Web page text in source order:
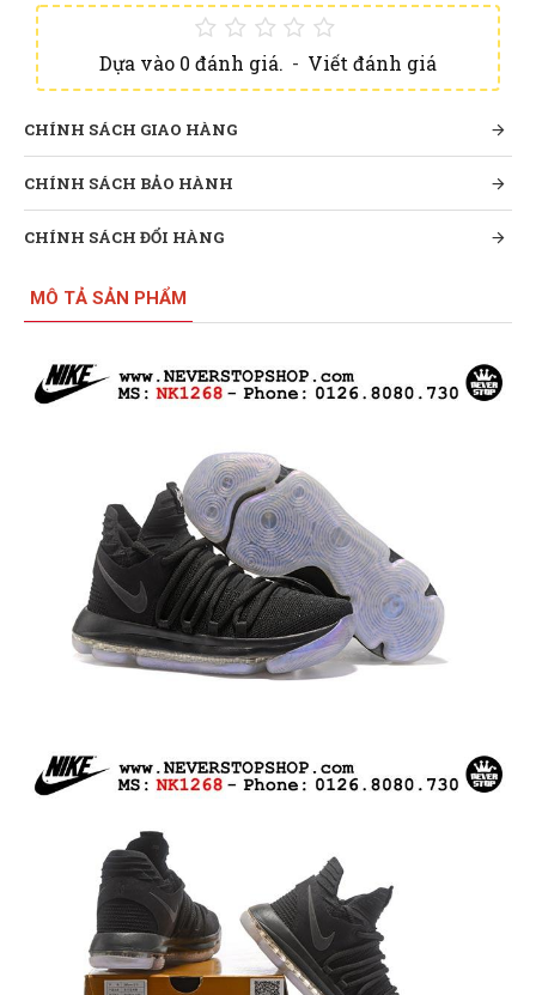
Dựa vào 0 đánh giá. - Viết đánh giá
CHÍNH SÁCH GIAO HÀNG
CHÍNH SÁCH BẢO HÀNH
CHÍNH SÁCH ĐỔI HÀNG
MÔ TẢ SẢN PHẨM